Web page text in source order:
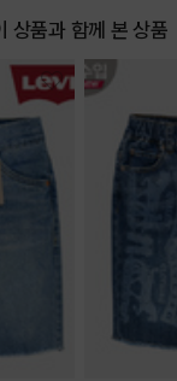
상품과 함께 본 상품